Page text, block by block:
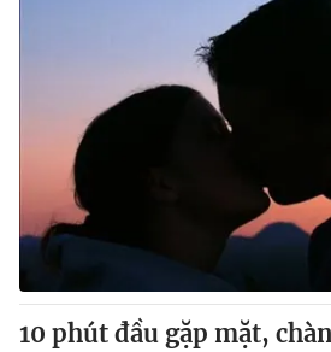
024.38 355 931 -
Ðiện thoại Thời báo VTV:
toasoan@vtv.vn
Liên hệ quảng cáo:
024-7300.7108
10 phút đầu gặp mặt,